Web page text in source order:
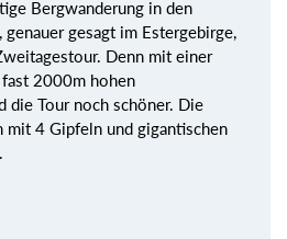
Bergwanderung in den
genauer gesagt im Estergebirge,
Denn mit einer
2000m hohen
Tour noch schöner. Die
mit 4 Gipfeln und gigantischen